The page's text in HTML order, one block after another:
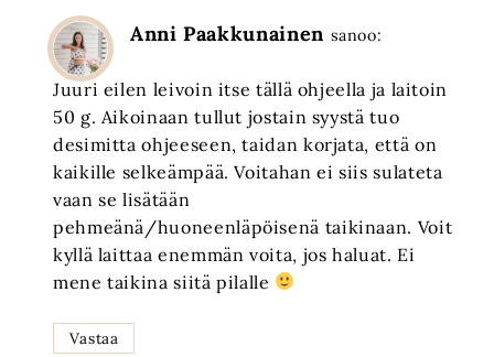
Anni Paakkunainen sanoo:
Juuri eilen leivoin itse tällä ohjeella ja laitoin
50 g. Aikoinaan tullut jostain syystä tuo
desimitta ohjeeseen, taidan korjata, että on
kaikille selkeämpää. Voitahan ei siis sulateta
vaan se lisätään
pehmeänä/huoneenläpöisenä taikinaan. Voit
kyllä laittaa enemmän voita, jos haluat. Ei
mene taikina siitä pilalle
Vastaa